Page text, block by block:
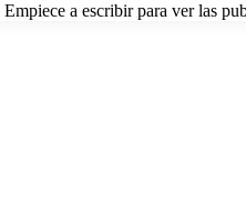
Empiece a escribir para ver las